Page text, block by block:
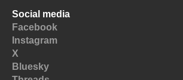
Social media
Facebook
Instagram
X
Bluesky